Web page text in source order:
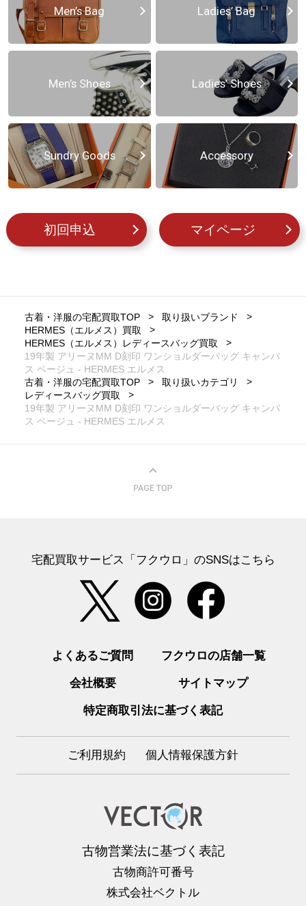
Men’s Bag Ladies’ Bag
Men’s Shoes Ladies’ Shoes
Sundry Goods Accessory
初回申込 マイページ
古着・洋服の宅配買取TOP
取り扱いブランド
HERMES（エルメス）買取
HERMES（エルメス）レディースバッグ買取
19年製 アリーヌMM D刻印 ワンショルダーバッグ キャンバ
ス ベージュ - HERMES エルメス
古着・洋服の宅配買取TOP
取り扱いカテゴリ
レディースバッグ買取
19年製 アリーヌMM D刻印 ワンショルダーバッグ キャンバ
ス ベージュ - HERMES エルメス
宅配買取サービス「フクウロ」のSNSはこちら
よくあるご質問 フクウロの店舗一覧
会社概要 サイトマップ
特定商取引法に基づく表記
ご利用規約 個人情報保護方針
古物営業法に基づく表記
古物商許可番号
株式会社ベクトル